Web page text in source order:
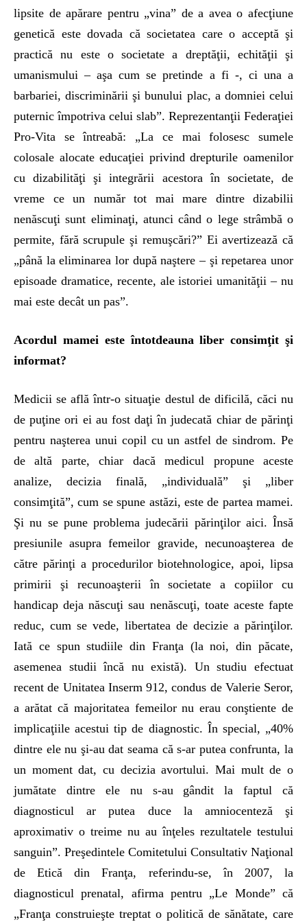
lipsite de apărare pentru „vina” de a avea o afecţiune
genetică este dovada că societatea care o acceptă şi
practică nu este o societate a dreptăţii, echităţii şi
umanismului – aşa cum se pretinde a fi -, ci una a
barbariei, discriminării şi bunului plac, a domniei celui
puternic împotriva celui slab”. Reprezentanţii Federaţiei
Pro-Vita se întreabă: „La ce mai folosesc sumele
colosale alocate educaţiei privind drepturile oamenilor
cu dizabilităţi şi integrării acestora în societate, de
vreme ce un număr tot mai mare dintre dizabilii
nenăscuţi sunt eliminaţi, atunci când o lege strâmbă o
permite, fără scrupule şi remuşcări?” Ei avertizează că
„până la eliminarea lor după naştere – şi repetarea unor
episoade dramatice, recente, ale istoriei umanităţii – nu
mai este decât un pas”.
Acordul mamei este întotdeauna liber consimţit şi
informat?
Medicii se află într-o situaţie destul de dificilă, căci nu
de puţine ori ei au fost daţi în judecată chiar de părinţi
pentru naşterea unui copil cu un astfel de sindrom. Pe
de altă parte, chiar dacă medicul propune aceste
analize, decizia finală, „individuală” şi „liber
consimţită”, cum se spune astăzi, este de partea mamei.
Şi nu se pune problema judecării părinţilor aici. Însă
presiunile asupra femeilor gravide, necunoaşterea de
către părinţi a procedurilor biotehnologice, apoi, lipsa
primirii şi recunoaşterii în societate a copiilor cu
handicap deja născuţi sau nenăscuţi, toate aceste fapte
reduc, cum se vede, libertatea de decizie a părinţilor.
Iată ce spun studiile din Franţa (la noi, din păcate,
asemenea studii încă nu există). Un studiu efectuat
recent de Unitatea Inserm 912, condus de Valerie Seror,
a arătat că majoritatea femeilor nu erau conştiente de
implicaţiile acestui tip de diagnostic. În special, „40%
dintre ele nu şi-au dat seama că s-ar putea confrunta, la
un moment dat, cu decizia avortului. Mai mult de o
jumătate dintre ele nu s-au gândit la faptul că
diagnosticul ar putea duce la amniocenteză şi
aproximativ o treime nu au înţeles rezultatele testului
sanguin”. Preşedintele Comitetului Consultativ Naţional
de Etică din Franţa, referindu-se, în 2007, la
diagnosticul prenatal, afirma pentru „Le Monde” că
„Franţa construieşte treptat o politică de sănătate, care